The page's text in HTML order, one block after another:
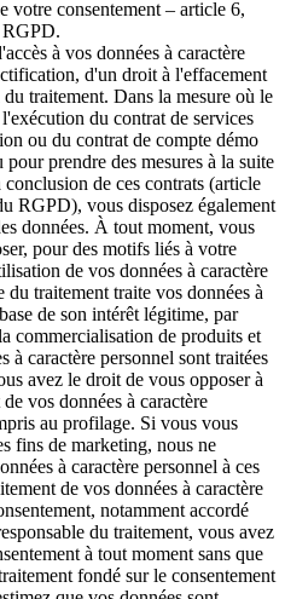
votre consentement – article 6,
RGPD.
à vos données à caractère
d'un droit à l'effacement
traitement. Dans la mesure où le
du contrat de services
ou du contrat de compte démo
prendre des mesures à la suite
de ces contrats (article
RGPD), vous disposez également
données. À tout moment, vous
pour des motifs liés à votre
de vos données à caractère
du traitement traite vos données à
de son intérêt légitime, par
commercialisation de produits et
à caractère personnel sont traitées
avez le droit de vous opposer à
vos données à caractère
au profilage. Si vous vous
fins de marketing, nous ne
à caractère personnel à ces
de vos données à caractère
notamment accordé
du traitement, vous avez
à tout moment sans que
fondé sur le consentement